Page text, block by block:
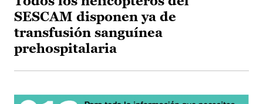
SESCAM disponen ya de
transfusión sanguínea
prehospitalaria